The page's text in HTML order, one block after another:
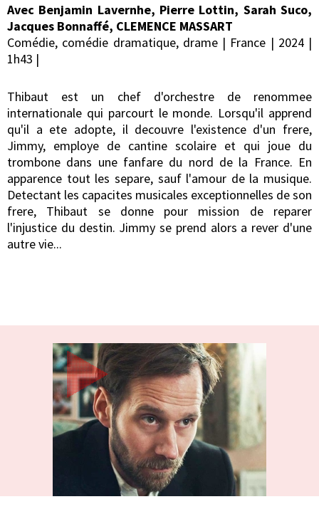
Avec Benjamin Lavernhe, Pierre Lottin, Sarah Suco,
Jacques Bonnaffé, CLEMENCE MASSART
Comédie, comédie dramatique, drame | France | 2024 |
1h43 |
Thibaut est un chef d'orchestre de renommee
internationale qui parcourt le monde. Lorsqu'il apprend
qu'il a ete adopte, il decouvre l'existence d'un frere,
Jimmy, employe de cantine scolaire et qui joue du
trombone dans une fanfare du nord de la France. En
apparence tout les separe, sauf l'amour de la musique.
Detectant les capacites musicales exceptionnelles de son
frere, Thibaut se donne pour mission de reparer
l'injustice du destin. Jimmy se prend alors a rever d'une
autre vie...